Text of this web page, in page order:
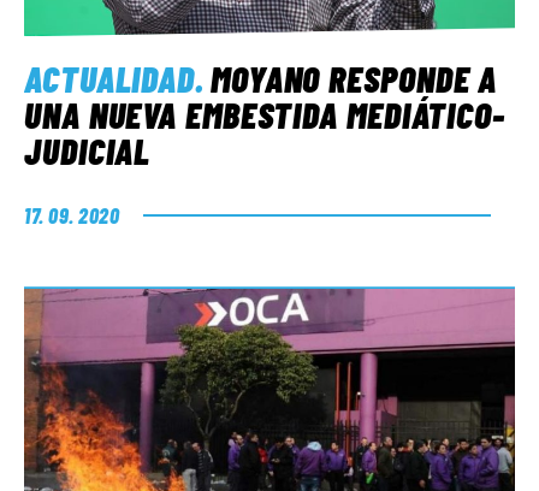
EL LADO «G»
ACTUALIDAD.MOYANO RESPONDE A
UNA NUEVA EMBESTIDA MEDIÁTICO-
JUDICIAL
17. 09. 2020